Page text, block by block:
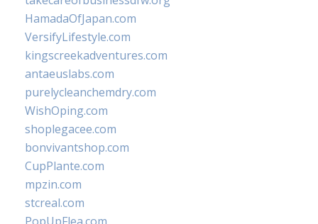
HamadaOfJapan.com
VersifyLifestyle.com
kingscreekadventures.com
antaeuslabs.com
purelycleanchemdry.com
WishOping.com
shoplegacee.com
bonvivantshop.com
CupPlante.com
mpzin.com
stcreal.com